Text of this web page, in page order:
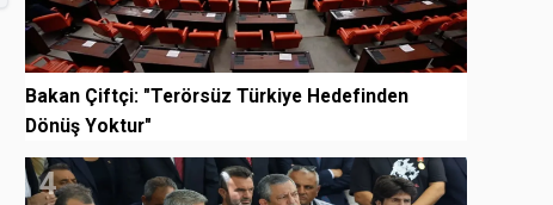
Bakan Çiftçi: "Terörsüz Türkiye Hedefinden
Dönüş Yoktur"
4